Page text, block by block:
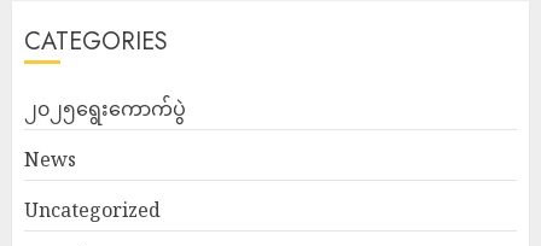
CATEGORIES
၂၀၂၅ရွေးကောက်ပွဲ
News
Uncategorized